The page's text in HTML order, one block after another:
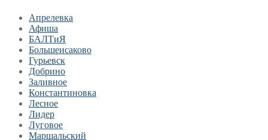
Апрелевка
Афиша
БАЛТиЯ
Большеисаково
Гурьевск
Добрино
Заливное
Константиновка
Лесное
Лидер
Луговое
Маршальский